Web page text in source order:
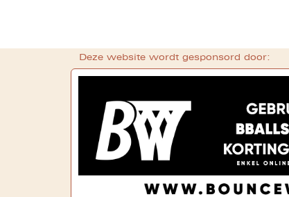
Deze website wordt gesponsord door: